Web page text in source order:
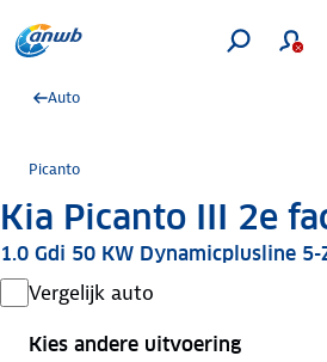
Auto
Picanto
Kia Picanto III 2e
1.0 Gdi 50 KW Dynamicplusline 5-
Vergelijk auto
Kies andere uitvoering